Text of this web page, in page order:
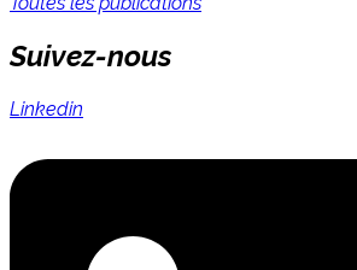
Suivez-nous
Linkedin